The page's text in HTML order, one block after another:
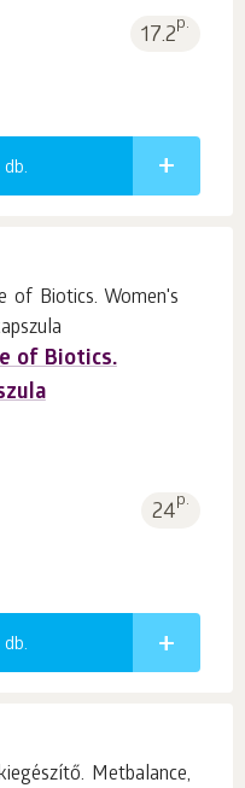
17.2p.
db.
of Biotics.
24p.
db.